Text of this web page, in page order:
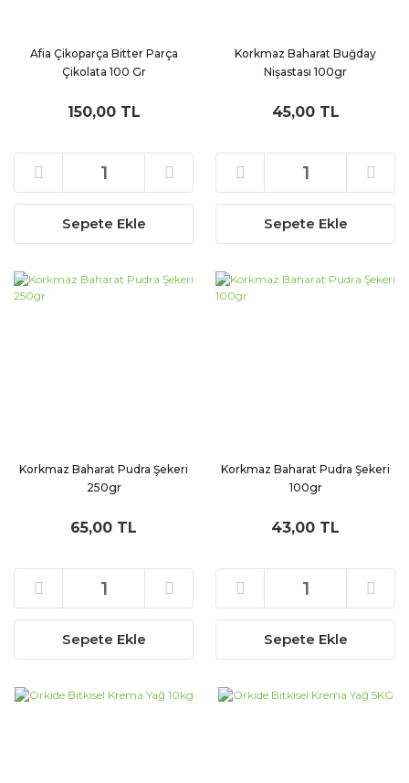
Afia Çikoparça Bitter Parça
Çikolata 100 Gr
150,00 TL
Sepete Ekle
Korkmaz Baharat Buğday
Nişastası 100gr
45,00 TL
Sepete Ekle
Korkmaz Baharat Pudra Şekeri
250gr
65,00 TL
Sepete Ekle
Korkmaz Baharat Pudra Şekeri
100gr
43,00 TL
Sepete Ekle